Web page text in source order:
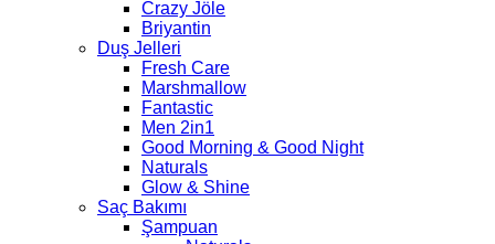
Crazy Jöle
Briyantin
Duş Jelleri
Fresh Care
Marshmallow
Fantastic
Men 2in1
Good Morning & Good Night
Naturals
Glow & Shine
Saç Bakımı
Şampuan